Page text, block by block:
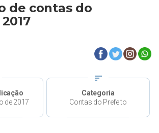
de contas do
de 2017
sort
Categoria
Contas do Prefeito